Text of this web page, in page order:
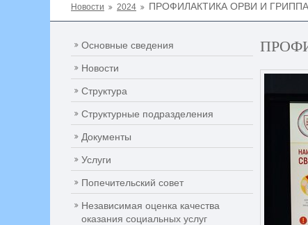
Новости 2024 ПРОФИЛАКТИКА ОРВИ И ГРИППА
Основные сведения
Новости
Структура
Структурные подразделения
Документы
Услуги
Попечительский совет
Независимая оценка качества
оказания социальных услуг